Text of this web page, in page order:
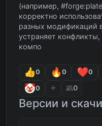
(например,
корректно
разных модификаций
устраняет
компо
0 0 0
0 0
Версии и